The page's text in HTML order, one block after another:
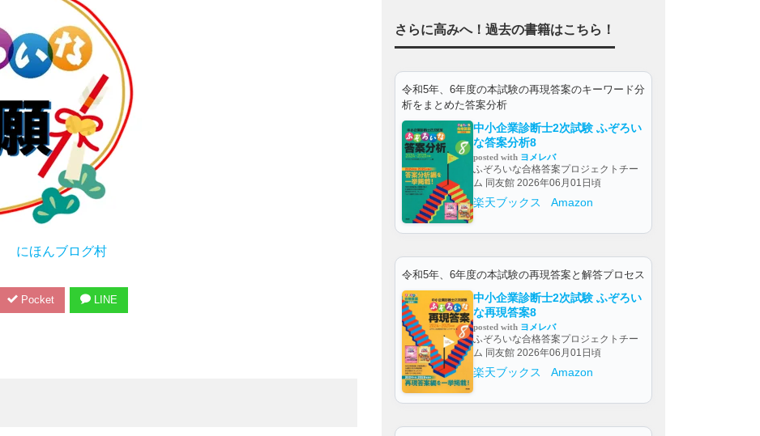
にほんブログ村
Pocket LINE
さらに高みへ！過去の書籍はこちら！
令和5年、6年度の本試験の再現答案のキーワード分
析をまとめた答案分析
中小企業診断士2次試験 ふぞろい
な答案分析8
posted with ヨメレバ
ふぞろいな合格答案プロジェクトチー
ム 同友館 2026年06月01日頃
楽天ブックス Amazon
令和5年、6年度の本試験の再現答案と解答プロセス
中小企業診断士2次試験 ふぞろい
な再現答案8
posted with ヨメレバ
ふぞろいな合格答案プロジェクトチー
ム 同友館 2026年06月01日頃
楽天ブックス Amazon